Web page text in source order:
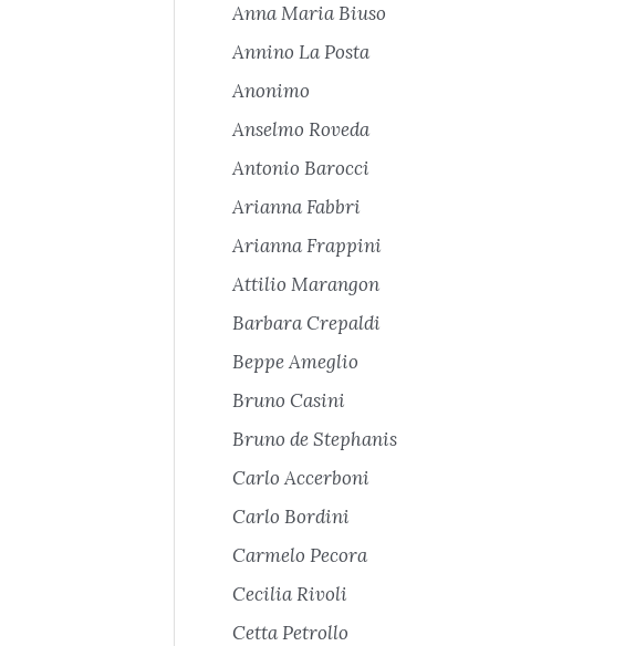
Anna Maria Biuso
Annino La Posta
Anonimo
Anselmo Roveda
Antonio Barocci
Arianna Fabbri
Arianna Frappini
Attilio Marangon
Barbara Crepaldi
Beppe Ameglio
Bruno Casini
Bruno de Stephanis
Carlo Accerboni
Carlo Bordini
Carmelo Pecora
Cecilia Rivoli
Cetta Petrollo